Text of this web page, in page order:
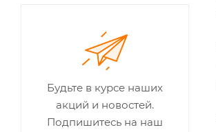
Будьте в курсе наших
акций и новостей.
Подпишитесь на наш